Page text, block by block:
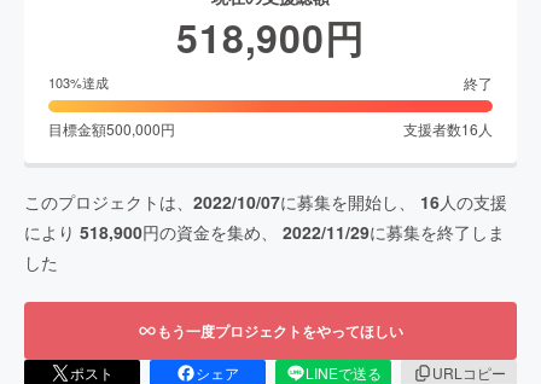
518,900円
103%達成 終了
目標金額500,000円 支援者数16 人
このプロジェクトは、 2022/10/07に募集を開始し、 16人の支援
により 518,900円の資金を集め、 2022/11/29に募集を終了しま
した
もう一度プロジェクトをやってほしい
ポスト シェア LINEで送る
URLコピー